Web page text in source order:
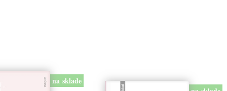
na sklade